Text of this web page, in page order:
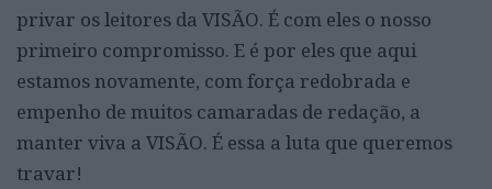
privar os leitores da VISÃO. É com eles o nosso
primeiro compromisso. E é por eles que aqui
estamos novamente, com força redobrada e
empenho de muitos camaradas de redação, a
manter viva a VISÃO. É essa a luta que queremos
travar!